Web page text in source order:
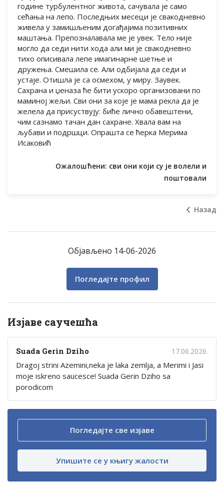
године турбулентног живота, сачувала је само
сећања на лепо. Последњих месеци је свакодневно
живела у замишљеним догађајима позитивних
маштања. Препозналавала ме је увек. Тело није
могло да седи нити хода али ми је свакодневно
тихо описивала лепе имагинарне шетње и
дружења. Смешила се. Али одбијала да седи и
устаје. Отишла је са осмехом, у миру. Заувек.
Сахрана и џеназа ће бити ускоро организовани по
маминој жељи. Сви они за које је мама рекла да је
желела да присуствују: биће лично обавештени,
чим сазнамо тачан дан сахране. Хвала вам на
љубави и подршци. Опрашта се ћерка Мерима
Исаковић
Ожалошћени: сви они који су је волели и
поштовали
Назад
Објављено 14-06-2026
Погледајте профил
Изјаве саучешћа
Suada Gerin Dziho 17.06.2026.
Dragoj strini Azemini,neka je laka zemlja, a Merimi i Jasi
moje iskreno saucesce! Suada Gerin Dziho sa
porodicom
Погледајте све изјаве
Упишите се у књигу жалости